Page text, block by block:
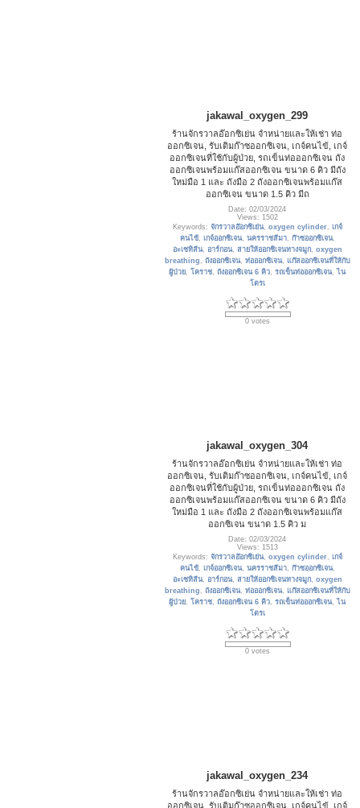
jakawal_oxygen_299
ร้านจักรวาลอ๊อกซิเย่น จำหน่ายและให้เช่า ท่อ
ออกซิเจน, รับเติมก๊าซออกซิเจน, เกจ์คนไข้, เกจ์
ออกซิเจนที่ใช้กับผู้ป่วย, รถเข็นท่อออกซิเจน ถัง
ออกซิเจนพร้อมแก๊สออกซิเจน ขนาด 6 คิว มีถัง
ใหม่มือ 1 และ ถังมือ 2 ถังออกซิเจนพร้อมแก๊ส
ออกซิเจน ขนาด 1.5 คิว มีถ
Date: 02/03/2024
Views: 1502
Keywords: จักรวาลอ๊อกซิเย่น, oxygen cylinder, เกจ์
คนไข้ , เกจ์ออกซิเจน, นครราชสีมา, ก๊าซออกซิเจน,
อะเซทิลีน, อาร์กอน, สายให้ออกซิเจนทางจมูก, oxygen
breathing , ถังออกซิเจน, ท่อออกซิเจน, แก๊สออกซิเจนที่ให้กับ
ผู้ป่วย,โคราช,ถังออกซิเจน 6 คิว,รถเข็นท่อออกซิเจน,ไน
โตรเ
0 votes
jakawal_oxygen_304
ร้านจักรวาลอ๊อกซิเย่น จำหน่ายและให้เช่า ท่อ
ออกซิเจน, รับเติมก๊าซออกซิเจน, เกจ์คนไข้, เกจ์
ออกซิเจนที่ใช้กับผู้ป่วย, รถเข็นท่อออกซิเจน ถัง
ออกซิเจนพร้อมแก๊สออกซิเจน ขนาด 6 คิว มีถัง
ใหม่มือ 1 และ ถังมือ 2 ถังออกซิเจนพร้อมแก๊ส
ออกซิเจน ขนาด 1.5 คิว ม
Date: 02/03/2024
Views: 1513
Keywords: จักรวาลอ๊อกซิเย่น, oxygen cylinder, เกจ์
คนไข้ , เกจ์ออกซิเจน, นครราชสีมา, ก๊าซออกซิเจน,
อะเซทิลีน, อาร์กอน, สายให้ออกซิเจนทางจมูก, oxygen
breathing , ถังออกซิเจน, ท่อออกซิเจน, แก๊สออกซิเจนที่ให้กับ
ผู้ป่วย,โคราช,ถังออกซิเจน 6 คิว,รถเข็นท่อออกซิเจน,ไน
โตรเ
0 votes
jakawal_oxygen_234
ร้านจักรวาลอ๊อกซิเย่น จำหน่ายและให้เช่า ท่อ
ออกซิเจน, รับเติมก๊าซออกซิเจน, เกจ์คนไข้, เกจ์